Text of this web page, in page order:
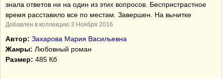
знала ответов ни на один из этих вопросов. Беспристрастное
время расставило все по местам. Завершен. На вычитке
Добавлен в коллекцию 3 Ноября 2016
Автор: Захарова Мария Васильевна
Жанры: Любовный роман
Размер: 485 Кб